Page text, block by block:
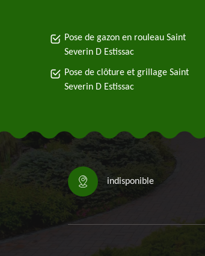
Pose de gazon en rouleau Saint
Severin D Estissac
Pose de clôture et grillage Saint
Severin D Estissac
indisponible